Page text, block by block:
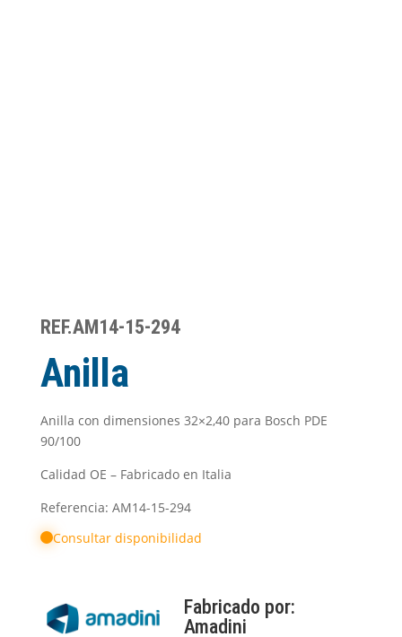
REF.AM14-15-294
Anilla
Anilla con dimensiones 32×2,40 para Bosch PDE
90/100
Calidad OE – Fabricado en Italia
Referencia: AM14-15-294
Consultar disponibilidad
Fabricado por:
Amadini